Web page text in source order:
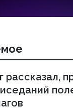
рассказал,